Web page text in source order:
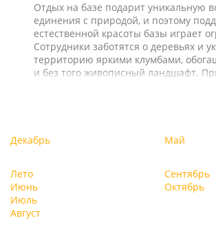
Отдых на базе подарит уникальную
единения с природой, и поэтому
естественной красоты базы играет
Сотрудники заботятся о деревьях и
территорию яркими клумбами,
и без того живописный ландшафт.
только с удовольствием, но и с
Декабрь Май
Лето
Июнь
Июль
Август
Сентябрь
Октябрь